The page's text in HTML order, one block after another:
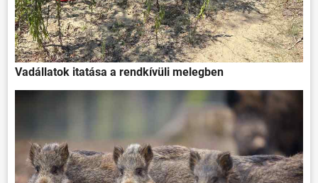
Vadállatok itatása a rendkívüli melegben